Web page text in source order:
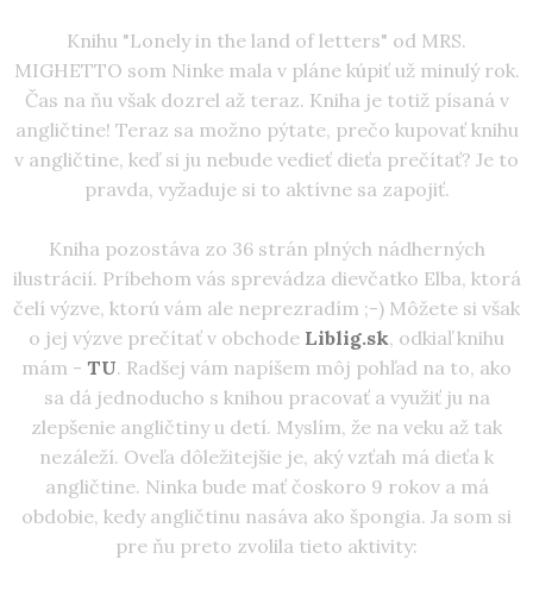
Knihu "Lonely in the land of letters" od MRS.
MIGHETTO som Ninke mala v pláne kúpiť už minulý rok.
Čas na ňu však dozrel až teraz. Kniha je totiž písaná v
angličtine! Teraz sa možno pýtate, prečo kupovať knihu
v angličtine, keď si ju nebude vedieť dieťa prečítať? Je to
pravda, vyžaduje si to aktívne sa zapojiť.
Kniha pozostáva zo 36 strán plných nádherných
ilustrácií. Príbehom vás sprevádza dievčatko Elba, ktorá
čelí výzve, ktorú vám ale neprezradím ;-) Môžete si však
o jej výzve prečítať v obchode Liblig.sk, odkiaľ knihu
mám - TU. Radšej vám napíšem môj pohľad na to, ako
sa dá jednoducho s knihou pracovať a využiť ju na
zlepšenie angličtiny u detí. Myslím, že na veku až tak
nezáleží. Oveľa dôležitejšie je, aký vzťah má dieťa k
angličtine. Ninka bude mať čoskoro 9 rokov a má
obdobie, kedy angličtinu nasáva ako špongia. Ja som si
pre ňu preto zvolila tieto aktivity: